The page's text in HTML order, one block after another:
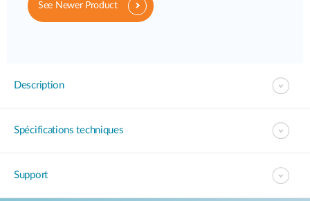
See Newer Product
Description
Spécifications techniques
Support